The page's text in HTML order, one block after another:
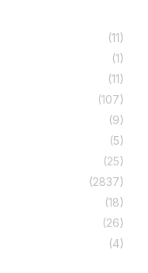
(11)
(1)
(11)
(107)
(9)
(5)
(25)
(2837)
(18)
(26)
(4)